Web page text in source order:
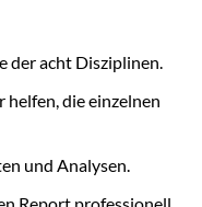
der acht Disziplinen.
die einzelnen
und Analysen.